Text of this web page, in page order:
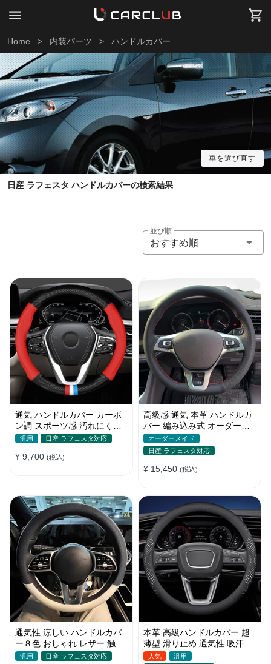
Home > 内装パーツ > ハンドルカバー
車を選び直す
日産 ラフェスタ ハンドルカバーの検索結果
並び順
おすすめ順
通気 ハンドルカバー カーボ
ン調 スポーツ感 汚れにくい
滑り止め かっこいい 取り付
汎用 日産 ラフェスタ対応
¥ 9,700 (税込)
高級感 通気 本革 ハンドルカ
バー 編み込み式 オーダーメ
イド 握り感抜群 操作性アッ
プ
オーダーメイド
日産 ラフェスタ対応
¥ 15,450 (税込)
通気性 涼しい ハンドルカバ
ー８色 おしゃれ レザー 触感
よく シンブル 落ち着いた気
汎用 日産 ラフェスタ対応
本革 高級ハンドルカバー 超
薄型 滑り止め 通気性 吸汗 快
適 耐久性 四季汎用 35~40CM
人気
汎用